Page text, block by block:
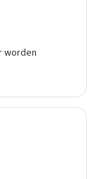
worden